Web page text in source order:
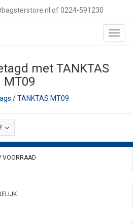
of 0224-591230
met TANKTAS
MT09
/TANKTAS MT09
VOORRAAD